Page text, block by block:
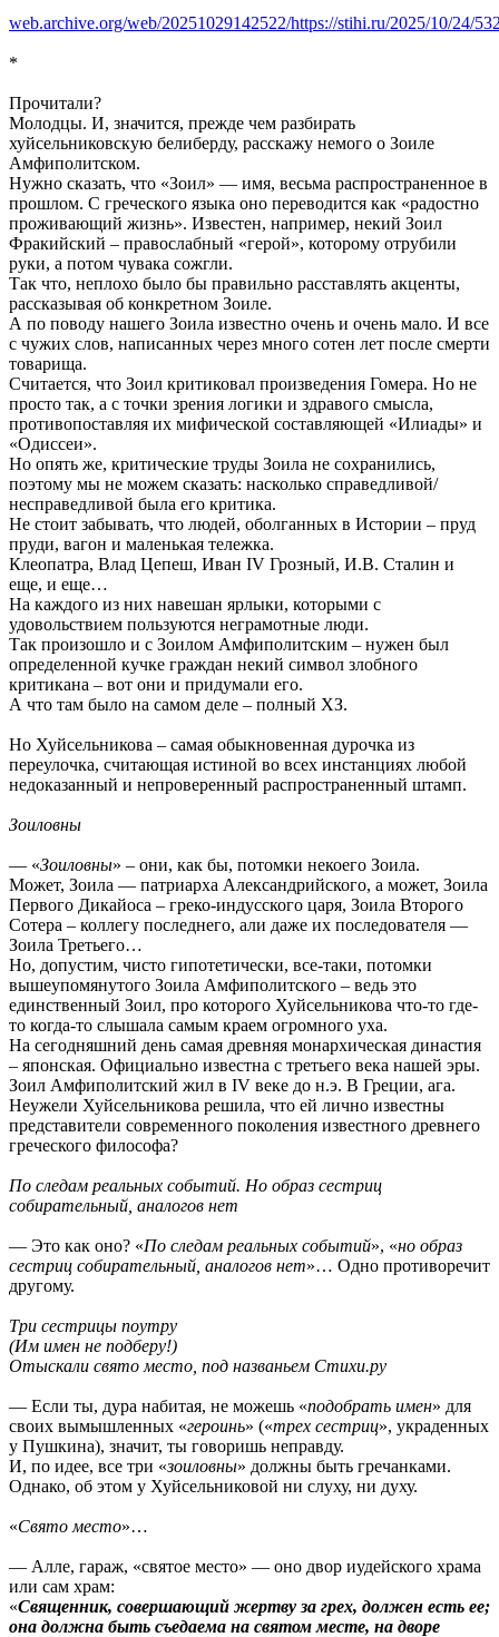
web.archive.org/web/20251029142522/https://stihi.ru/2025/10/24/
*
Прочитали?
Молодцы. И, значится, прежде чем разбирать
хуйсельниковскую белиберду, расскажу немого о Зоиле
Амфиполитском.
Нужно сказать, что «Зоил» — имя, весьма распространенное в
прошлом. С греческого языка оно переводится как «радостно
проживающий жизнь». Известен, например, некий Зоил
Фракийский – правослабный «герой», которому отрубили
руки, а потом чувака сожгли.
Так что, неплохо было бы правильно расставлять акценты,
рассказывая об конкретном Зоиле.
А по поводу нашего Зоила известно очень и очень мало. И все
с чужих слов, написанных через много сотен лет после смерти
товарища.
Считается, что Зоил критиковал произведения Гомера. Но не
просто так, а с точки зрения логики и здравого смысла,
противопоставляя их мифической составляющей «Илиады» и
«Одиссеи».
Но опять же, критические труды Зоила не сохранились,
поэтому мы не можем сказать: насколько справедливой/
несправедливой была его критика.
Не стоит забывать, что людей, оболганных в Истории – пруд
пруди, вагон и маленькая тележка.
Клеопатра, Влад Цепеш, Иван IV Грозный, И.В. Сталин и
еще, и еще…
На каждого из них навешан ярлыки, которыми с
удовольствием пользуются неграмотные люди.
Так произошло и с Зоилом Амфиполитским – нужен был
определенной кучке граждан некий символ злобного
критикана – вот они и придумали его.
А что там было на самом деле – полный ХЗ.
Но Хуйсельникова – самая обыкновенная дурочка из
переулочка, считающая истиной во всех инстанциях любой
недоказанный и непроверенный распространенный штамп.
Зоиловны
— «Зоиловны» – они, как бы, потомки некоего Зоила.
Может, Зоила — патриарха Александрийского, а может, Зоила
Первого Дикайоса – греко-индусского царя, Зоила Второго
Сотера – коллегу последнего, али даже их последователя —
Зоила Третьего…
Но, допустим, чисто гипотетически, все-таки, потомки
вышеупомянутого Зоила Амфиполитского – ведь это
единственный Зоил, про которого Хуйсельникова что-то где-
то когда-то слышала самым краем огромного уха.
На сегодняшний день самая древняя монархическая династия
– японская. Официально известна с третьего века нашей эры.
Зоил Амфиполитский жил в IV веке до н.э. В Греции, ага.
Неужели Хуйсельникова решила, что ей лично известны
представители современного поколения известного древнего
греческого философа?
По следам реальных событий. Но образ сестриц
собирательный, аналогов нет
— Это как оно? «По следам реальных событий», «но образ
сестриц собирательный, аналогов нет»… Одно противоречит
другому.
Три сестрицы поутру
(Им имен не подберу!)
Отыскали свято место, под названьем Стихи.ру
— Если ты, дура набитая, не можешь «подобрать имен» для
своих вымышленных «героинь» («трех сестриц», украденных
у Пушкина), значит, ты говоришь неправду.
И, по идее, все три «зоиловны» должны быть гречанками.
Однако, об этом у Хуйсельниковой ни слуху, ни духу.
«Свято место»…
— Алле, гараж, «святое место» — оно двор иудейского храма
или сам храм:
«Священник, совершающий жертву за грех, должен есть ее;
она должна быть съедаема на святом месте, на дворе